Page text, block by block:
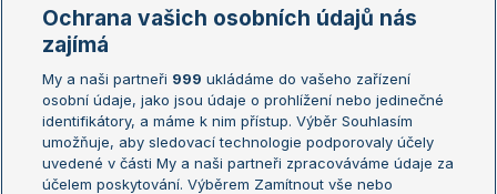
Žebříčky
Žebříček ATP (muži)
Žebříček WTA (ženy)
Sázkařský žebříček
Australian Open
French Open
Wimbledon
US Open
Ochrana vašich osobních údajů nás
zajímá
My a naši partneři 999 ukládáme do vašeho zařízení
osobní údaje, jako jsou údaje o prohlížení nebo jedinečné
identifikátory, a máme k nim přístup. Výběr Souhlasím
umožňuje, aby sledovací technologie podporovaly účely
uvedené v části My a naši partneři zpracováváme údaje za
účelem poskytování. Výběrem Zamítnout vše nebo